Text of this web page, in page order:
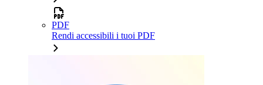
PDF
Rendi accessibili i tuoi PDF